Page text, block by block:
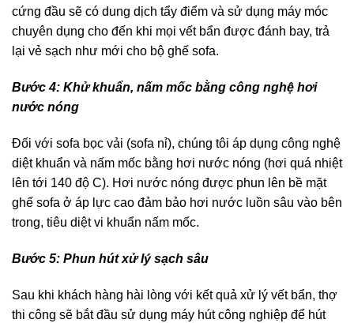
cứng đầu sẽ có dung dịch tẩy điểm và sử dụng máy móc
chuyên dụng cho đến khi mọi vết bẩn được đánh bay, trả
lại vẻ sạch như mới cho bộ ghế sofa.
Bước 4: Khử khuẩn, nấm mốc bằng công nghệ hơi
nước nóng
Đối với sofa bọc vải (sofa nỉ), chúng tôi áp dụng công nghệ
diệt khuẩn và nấm mốc bằng hơi nước nóng (hơi quá nhiệt
lên tới 140 độ C). Hơi nước nóng được phun lên bề mặt
ghế sofa ở áp lực cao đảm bảo hơi nước luồn sâu vào bên
trong, tiêu diệt vi khuẩn nấm mốc.
Bước 5: Phun hút xử lý sạch sâu
Sau khi khách hàng hài lòng với kết quả xử lý vết bẩn, thợ
thi công sẽ bắt đầu sử dụng máy hút công nghiệp để hút